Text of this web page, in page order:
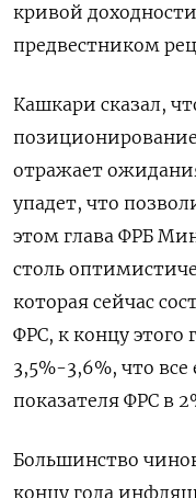
кривой
предвестником
Кашкари сказал,
отражает
упадет, что
этом глава ФРБ
столь
которая сейчас
ФРС, к концу этого
3,5%-3,6%, что
показателя ФРС в
Большинство
концу года